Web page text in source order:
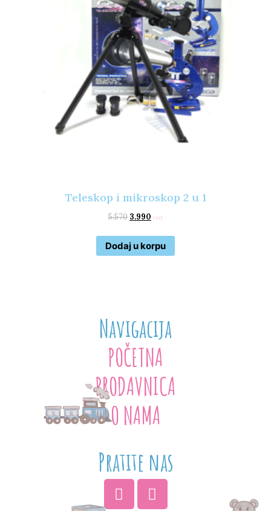
Teleskop i mikroskop 2 u 1
5.570 3.990 rsd
Dodaj u korpu
Navigacija
POČETNA
PRODAVNICA
O NAMA
Pratite nas